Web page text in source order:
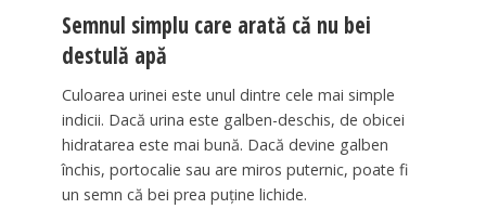
Semnul simplu care arată că nu bei
destulă apă
Culoarea urinei este unul dintre cele mai simple
indicii. Dacă urina este galben-deschis, de obicei
hidratarea este mai bună. Dacă devine galben
închis, portocalie sau are miros puternic, poate fi
un semn că bei prea puține lichide.